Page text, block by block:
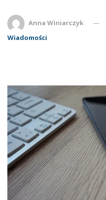
Anna Winiarczyk
Wiadomości